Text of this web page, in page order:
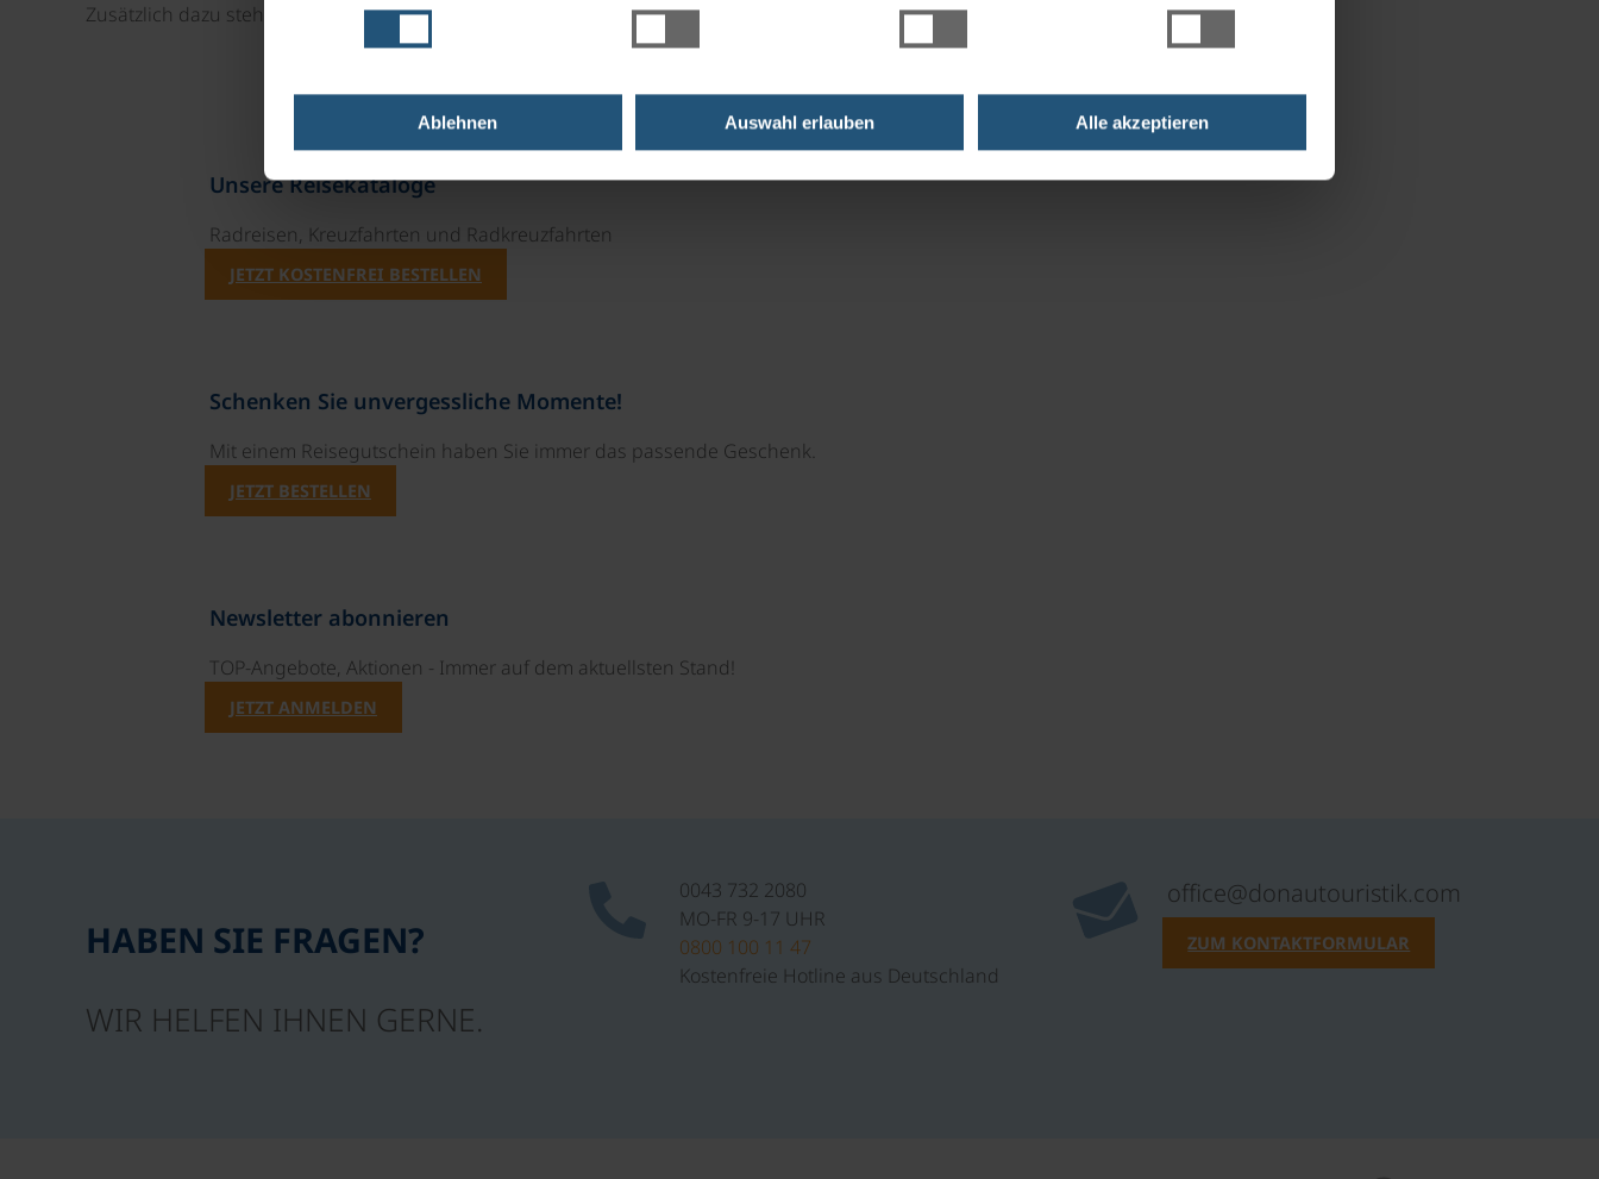
Ablehnen Auswahl erlauben Alle akzeptieren
Zusätzlich dazu steht Ihnen eine Sonnenterrasse und ein Panoramagarten zur Entspannung zur Verfügung.
Unsere Reisekataloge
Radreisen, Kreuzfahrten und Radkreuzfahrten
JETZT KOSTENFREI BESTELLEN
Schenken Sie unvergessliche Momente!
Mit einem Reisegutschein haben Sie immer das passende Geschenk.
JETZT BESTELLEN
Newsletter abonnieren
TOP-Angebote, Aktionen - Immer auf dem aktuellsten Stand!
JETZT ANMELDEN
HABEN SIE FRAGEN?
WIR HELFEN IHNEN GERNE.
0043 732 2080
MO-FR 9-17 UHR
0800 100 11 47
Kostenfreie Hotline aus Deutschland
office@donautouristik.com
ZUM KONTAKTFORMULAR